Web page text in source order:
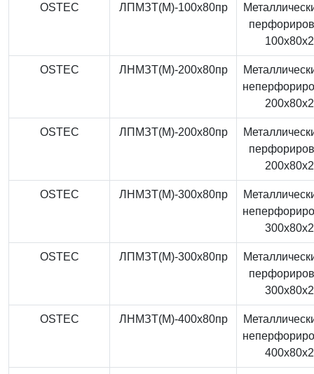
OSTEC ЛПМЗТ(М)-100x80пр
OSTEC ЛНМЗТ(М)-200x80пр
OSTEC ЛПМЗТ(М)-200x80пр
OSTEC ЛНМЗТ(М)-300x80пр
OSTEC ЛПМЗТ(М)-300x80пр
OSTEC ЛНМЗТ(М)-400x80пр